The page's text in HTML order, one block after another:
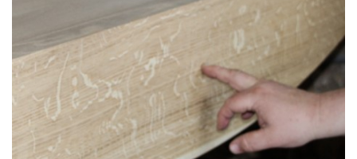
KONTAKT
KOSTELY CHODOVSKÉ FARNOSTI
FOTOALBUM